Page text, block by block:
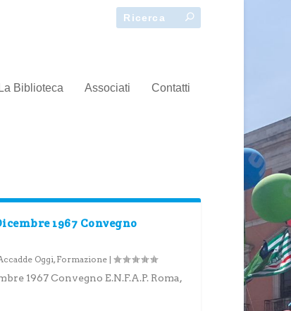
La Biblioteca Associati Contatti
1967 Convegno
Oggi, Formazione |
1967 Convegno E.N.F.A.P. Roma,